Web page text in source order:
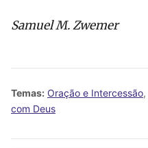
Samuel M. Zwemer
Temas: Oração e Intercessão,
com Deus